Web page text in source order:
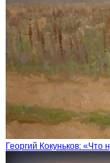
Георгий Кокуньков: «Что